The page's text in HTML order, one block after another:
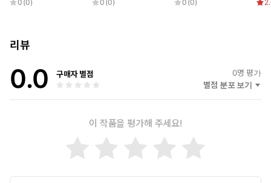
0 (0) 0 (0) 0 (0)
리뷰
0.0 구매자 별점 0명 평가
별점 분포 보기
이 작품을 평가해 주세요!